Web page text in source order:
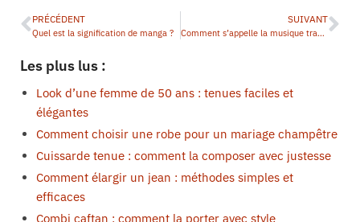
PRÉCÉDENT
Quel est la signification de manga ?
SUIVANT
Comment s’appelle la musique traditionnelle chinoise ?
Les plus lus :
Look d’une femme de 50 ans : tenues faciles et
élégantes
Comment choisir une robe pour un mariage champêtre
Cuissarde tenue : comment la composer avec justesse
Comment élargir un jean : méthodes simples et
efficaces
Combi caftan : comment la porter avec style